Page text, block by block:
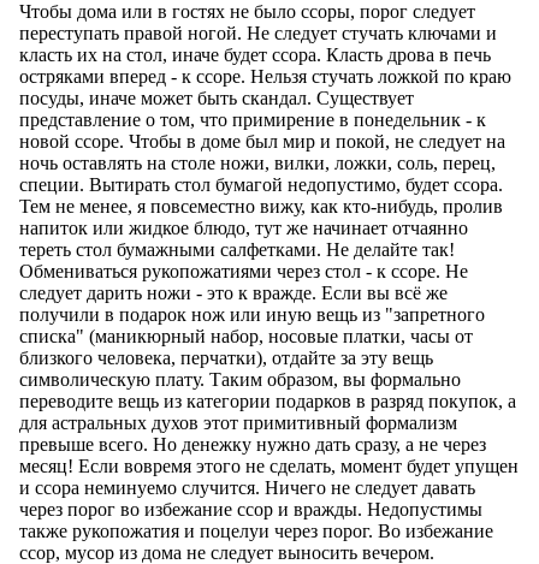
Чтобы дома или в гостях не было ссоры, порог следует
переступать правой ногой. Не следует стучать ключами и
класть их на стол, иначе будет ссора. Класть дрова в печь
остряками вперед - к ссоре. Нельзя стучать ложкой по краю
посуды, иначе может быть скандал. Существует
представление о том, что примирение в понедельник - к
новой ссоре. Чтобы в доме был мир и покой, не следует на
ночь оставлять на столе ножи, вилки, ложки, соль, перец,
специи. Вытирать стол бумагой недопустимо, будет ссора.
Тем не менее, я повсеместно вижу, как кто-нибудь, пролив
напиток или жидкое блюдо, тут же начинает отчаянно
тереть стол бумажными салфетками. Не делайте так!
Обмениваться рукопожатиями через стол - к ссоре. Не
следует дарить ножи - это к вражде. Если вы всё же
получили в подарок нож или иную вещь из "запретного
списка" (маникюрный набор, носовые платки, часы от
близкого человека, перчатки), отдайте за эту вещь
символическую плату. Таким образом, вы формально
переводите вещь из категории подарков в разряд покупок, а
для астральных духов этот примитивный формализм
превыше всего. Но денежку нужно дать сразу, а не через
месяц! Если вовремя этого не сделать, момент будет упущен
и ссора неминуемо случится. Ничего не следует давать
через порог во избежание ссор и вражды. Недопустимы
также рукопожатия и поцелуи через порог. Во избежание
ссор, мусор из дома не следует выносить вечером.